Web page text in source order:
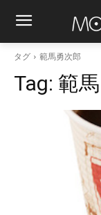
タグ 範馬勇次郎
Tag: 範